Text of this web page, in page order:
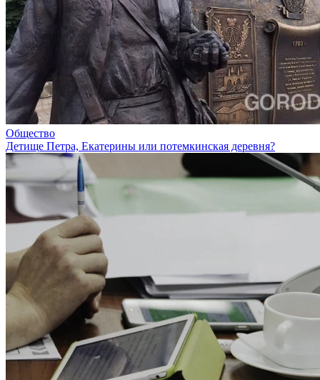
Общество
Детище Петра, Екатерины или потемкинская деревня?